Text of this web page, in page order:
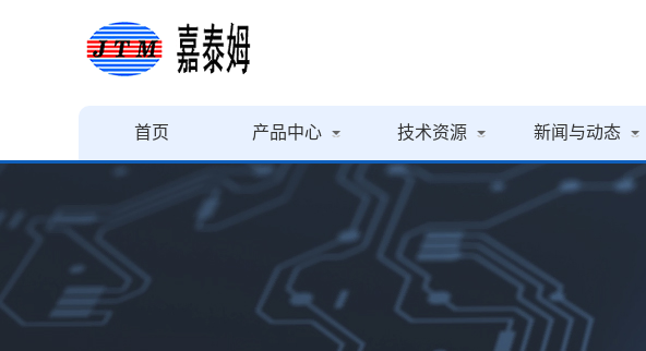
首页 产品中心 技术资源 新闻与动态